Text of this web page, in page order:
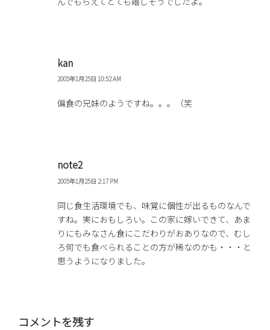
kan
2005年1月25日 10:52 AM
偏食の兄妹のようですね。。。（笑
note2
2005年1月25日 2:17 PM
同じ食生活環境でも、味覚に個性が出るものなんで
すね。実におもしろい。この家に嫁いできて、あま
りにもみなさん食にこだわりがおありなので、むし
ろ何でも食べられることの方が稀なのかも・・・と
思うようになりました。
コメントを残す